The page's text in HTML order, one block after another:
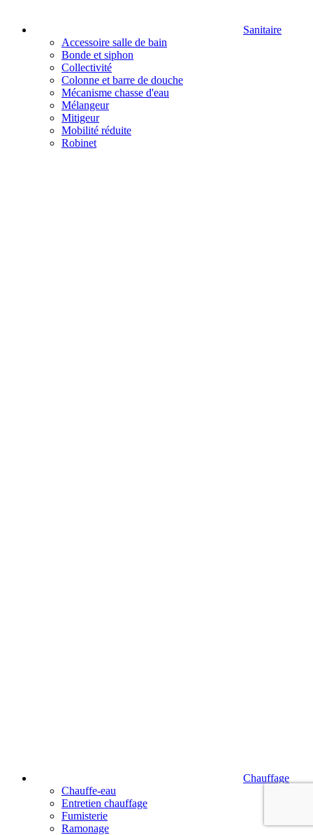
Sanitaire
Accessoire salle de bain
Bonde et siphon
Collectivité
Colonne et barre de douche
Mécanisme chasse d'eau
Mélangeur
Mitigeur
Mobilité réduite
Robinet
Chauffage
Chauffe-eau
Entretien chauffage
Fumisterie
Ramonage